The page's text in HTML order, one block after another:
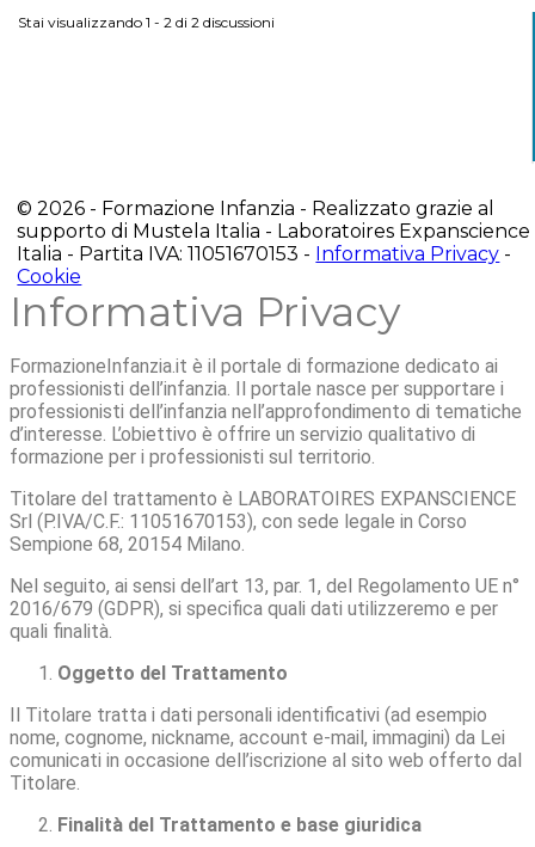
Stai visualizzando 1 - 2 di 2 discussioni
© 2026 - Formazione Infanzia - Realizzato grazie al
supporto di Mustela Italia - Laboratoires Expanscience
Italia - Partita IVA: 11051670153 - Informativa Privacy -
Cookie
Informativa Privacy
FormazioneInfanzia.it è il portale di formazione dedicato ai
professionisti dell’infanzia. Il portale nasce per supportare i
professionisti dell’infanzia nell’approfondimento di tematiche
d’interesse. L’obiettivo è offrire un servizio qualitativo di
formazione per i professionisti sul territorio.
Titolare del trattamento è LABORATOIRES EXPANSCIENCE
Srl (P.IVA/C.F.: 11051670153), con sede legale in Corso
Sempione 68, 20154 Milano.
Nel seguito, ai sensi dell’art 13, par. 1, del Regolamento UE n°
2016/679 (GDPR), si specifica quali dati utilizzeremo e per
quali finalità.
Oggetto del Trattamento
Il Titolare tratta i dati personali identificativi (ad esempio
nome, cognome, nickname, account e-mail, immagini) da Lei
comunicati in occasione dell’iscrizione al sito web offerto dal
Titolare.
Finalità del Trattamento e base giuridica